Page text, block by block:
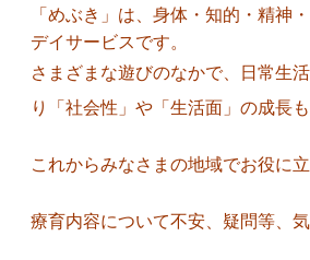
「めぶき」は、身体・知的・精神
デイサービスです。
さまざまな遊びのなかで、日常生
り「社会性」や「生活面」の成長
これからみなさまの地域でお役に
療育内容について不安、疑問等、